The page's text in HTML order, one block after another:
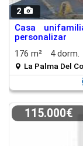
2
Casa
personalizar
176 m²
4 dorm.
La Palma Del
115.000€